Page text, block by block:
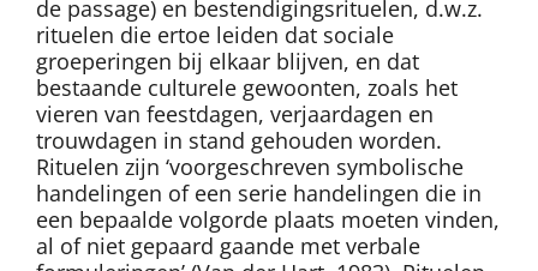
de passage) en bestendigingsrituelen, d.w.z.
rituelen die ertoe leiden dat sociale
groeperingen bij elkaar blijven, en dat
bestaande culturele gewoonten, zoals het
vieren van feestdagen, verjaardagen en
trouwdagen in stand gehouden worden.
Rituelen zijn ‘voorgeschreven symbolische
handelingen of een serie handelingen die in
een bepaalde volgorde plaats moeten vinden,
al of niet gepaard gaande met verbale